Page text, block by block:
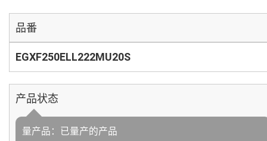
品番
EGXF250ELL222MU20S
产品状态
量产品：已量产的产品